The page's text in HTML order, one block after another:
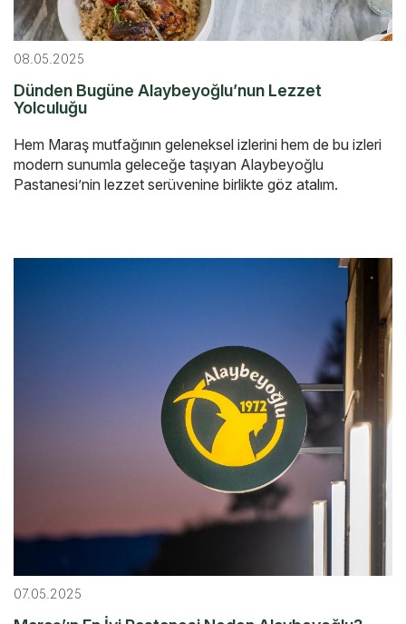
08.05.2025
Dünden Bugüne Alaybeyoğlu’nun Lezzet
Yolculuğu
Hem Maraş mutfağının geleneksel izlerini hem de bu izleri
modern sunumla geleceğe taşıyan Alaybeyoğlu
Pastanesi’nin lezzet serüvenine birlikte göz atalım.
07.05.2025